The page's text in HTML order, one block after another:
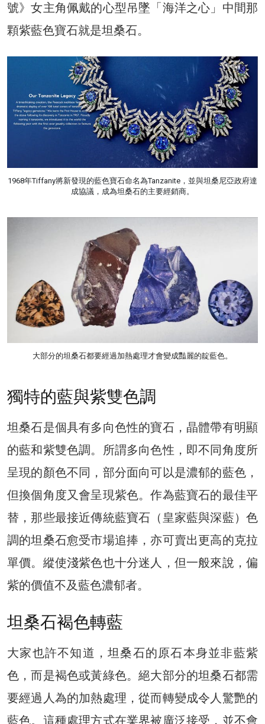
號》女主角佩戴的心型吊墜「海洋之心」中間那
顆紫藍色寶石就是坦桑石。
1968年Tiffany將新發現的藍色寶石命名為Tanzanite，並與坦桑尼亞政府達
成協議，成為坦桑石的主要經銷商。
大部分的坦桑石都要經過加熱處理才會變成豔麗的靛藍色。
獨特的藍與紫雙色調
坦桑石是個具有多向色性的寶石，晶體帶有明顯
的藍和紫雙色調。所謂多向色性，即不同角度所
呈現的顏色不同，部分面向可以是濃郁的藍色，
但換個角度又會呈現紫色。作為藍寶石的最佳平
替，那些最接近傳統藍寶石（皇家藍與深藍）色
調的坦桑石愈受市場追捧，亦可賣出更高的克拉
單價。縱使淺紫色也十分迷人，但一般來說，偏
紫的價值不及藍色濃郁者。
坦桑石褐色轉藍
大家也許不知道，坦桑石的原石本身並非藍紫
色，而是褐色或黃綠色。絕大部分的坦桑石都需
要經過人為的加熱處理，從而轉變成令人驚艷的
藍色。這種處理方式在業界被廣泛接受，並不會